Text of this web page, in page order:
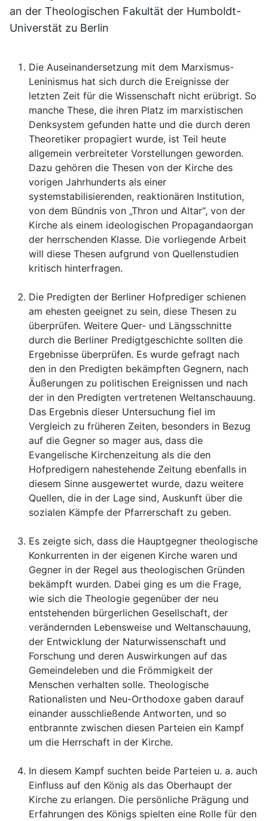
an der Theologischen Fakultät der Humboldt-
Universtät zu Berlin
Die Auseinandersetzung mit dem Marxismus-
Leninismus hat sich durch die Ereignisse der
letzten Zeit für die Wissenschaft nicht erübrigt. So
manche These, die ihren Platz im marxistischen
Denksystem gefunden hatte und die durch deren
Theoretiker propagiert wurde, ist Teil heute
allgemein verbreiteter Vorstellungen geworden.
Dazu gehören die Thesen von der Kirche des
vorigen Jahrhunderts als einer
systemstabilisierenden, reaktionären Institution,
von dem Bündnis von „Thron und Altar“, von der
Kirche als einem ideologischen Propagandaorgan
der herrschenden Klasse. Die vorliegende Arbeit
will diese Thesen aufgrund von Quellenstudien
kritisch hinterfragen.
Die Predigten der Berliner Hofprediger schienen
am ehesten geeignet zu sein, diese Thesen zu
überprüfen. Weitere Quer- und Längsschnitte
durch die Berliner Predigtgeschichte sollten die
Ergebnisse überprüfen. Es wurde gefragt nach
den in den Predigten bekämpften Gegnern, nach
Äußerungen zu politischen Ereignissen und nach
der in den Predigten vertretenen Weltanschauung.
Das Ergebnis dieser Untersuchung fiel im
Vergleich zu früheren Zeiten, besonders in Bezug
auf die Gegner so mager aus, dass die
Evangelische Kirchenzeitung als die den
Hofpredigern nahestehende Zeitung ebenfalls in
diesem Sinne ausgewertet wurde, dazu weitere
Quellen, die in der Lage sind, Auskunft über die
sozialen Kämpfe der Pfarrerschaft zu geben.
Es zeigte sich, dass die Hauptgegner theologische
Konkurrenten in der eigenen Kirche waren und
Gegner in der Regel aus theologischen Gründen
bekämpft wurden. Dabei ging es um die Frage,
wie sich die Theologie gegenüber der neu
entstehenden bürgerlichen Gesellschaft, der
verändernden Lebensweise und Weltanschauung,
der Entwicklung der Naturwissenschaft und
Forschung und deren Auswirkungen auf das
Gemeindeleben und die Frömmigkeit der
Menschen verhalten solle. Theologische
Rationalisten und Neu-Orthodoxe gaben darauf
einander ausschließende Antworten, und so
entbrannte zwischen diesen Parteien ein Kampf
um die Herrschaft in der Kirche.
In diesem Kampf suchten beide Parteien u. a. auch
Einfluss auf den König als das Oberhaupt der
Kirche zu erlangen. Die persönliche Prägung und
Erfahrungen des Königs spielten eine Rolle für den